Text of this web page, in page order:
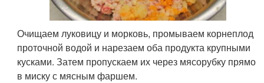
Очищаем луковицу и морковь, промываем корнеплод
проточной водой и нарезаем оба продукта крупными
кусками. Затем пропускаем их через мясорубку прямо
в миску с мясным фаршем.